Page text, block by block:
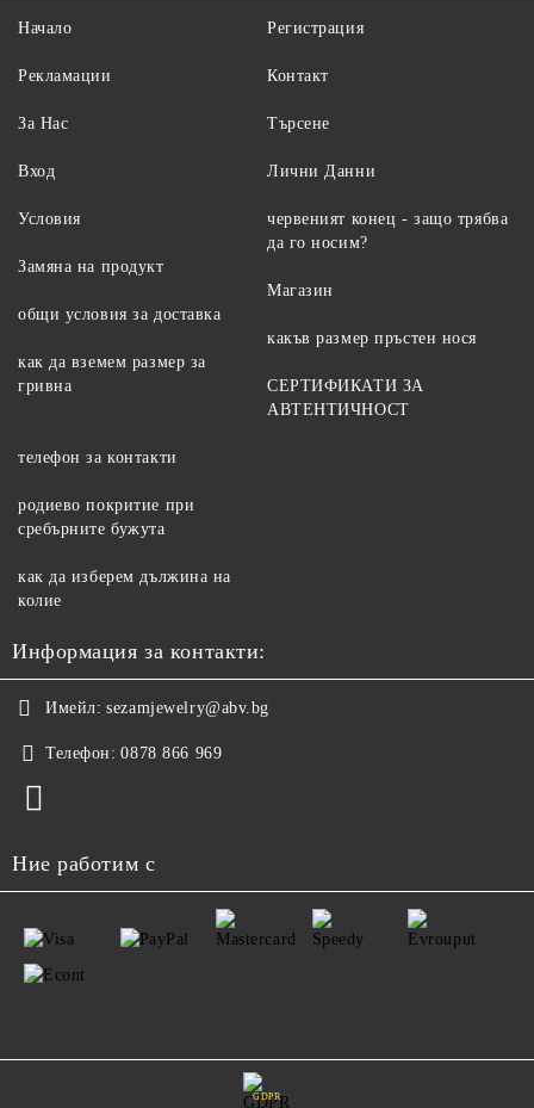
Начало
Рекламации
За Нас
Вход
Регистрация
Контакт
Търсене
Лични Данни
Условия
Замяна на продукт
общи условия за доставка
как да вземем размер за
гривна
червеният конец - защо трябва
да го носим?
Магазин
какъв размер пръстен нося
СЕРТИФИКАТИ ЗА
АВТЕНТИЧНОСТ
телефон за контакти
родиево покритие при
сребърните бужута
как да изберем дължина на
колие
Информация за контакти:
Имейл: sezamjewelry@abv.bg
Телефон: 0878 866 969
Ние работим с
GDPR